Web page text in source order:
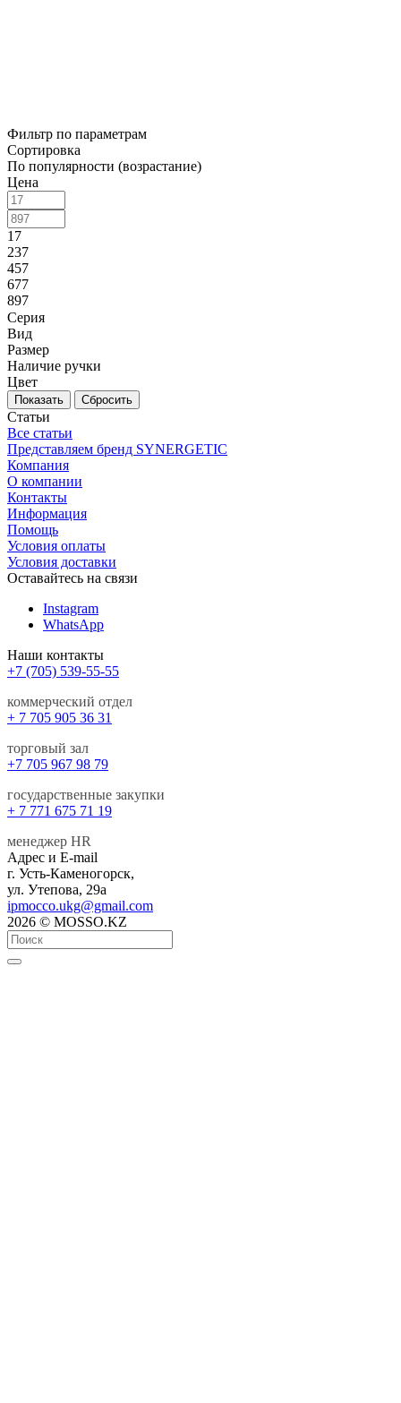
Фильтр по параметрам
Сортировка
По популярности (возрастание)
Цена
17
237
457
677
897
Серия
Вид
Размер
Наличие ручки
Цвет
Сбросить
Статьи
Все статьи
Представляем бренд SYNERGETIC
Компания
О компании
Контакты
Информация
Помощь
Условия оплаты
Условия доставки
Оставайтесь на связи
Instagram
WhatsApp
Наши контакты
+7 (705) 539-55-55
коммерческий отдел
+ 7 705 905 36 31
торговый зал
+7 705 967 98 79
государственные закупки
+ 7 771 675 71 19
менеджер HR
Адрес и E-mail
г. Усть-Каменогорск,
ул. Утепова, 29а
ipmocco.ukg@gmail.com
2026 © MOSSO.KZ